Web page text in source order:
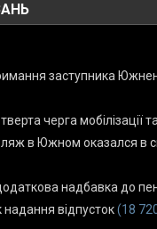
заступника
черга мобілізації
в Южном оказался в
надбавка до
надання відпусток (18